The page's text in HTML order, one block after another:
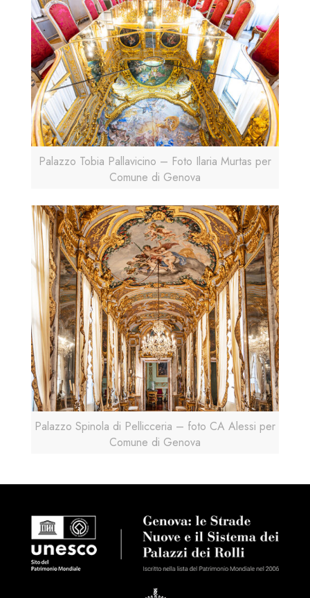
Palazzo Tobia Pallavicino – Foto Ilaria Murtas per
Comune di Genova
Palazzo Spinola di Pellicceria – foto CA Alessi per
Comune di Genova